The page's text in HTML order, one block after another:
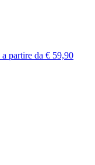
a partire da € 59,90